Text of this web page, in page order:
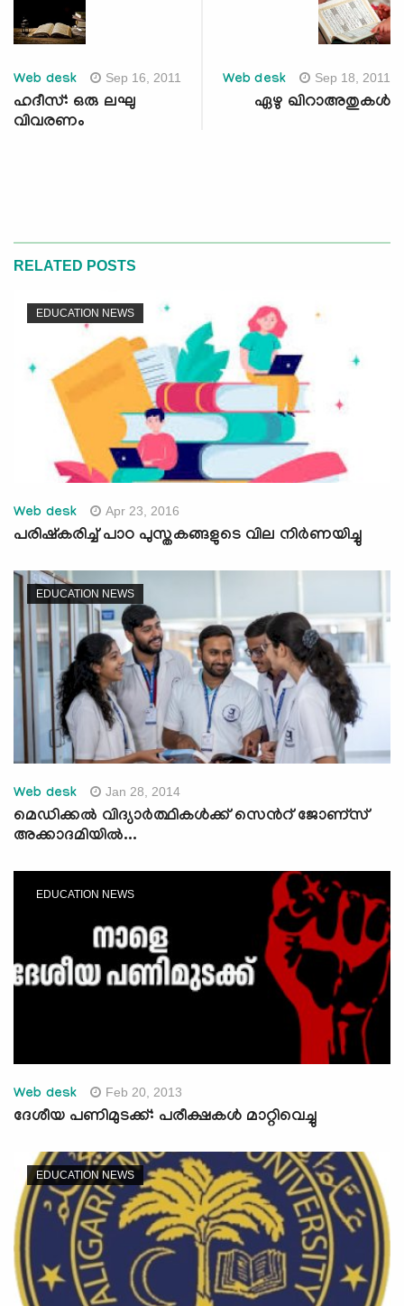
Web desk Sep 16, 2011
ഹദീസ്: ഒരു ലഘു
വിവരണം
Web desk Sep 18, 2011
ഏഴു ഖിറാഅതുകള്‍
RELATED POSTS
EDUCATION NEWS
Web desk Apr 23, 2016
പരിഷ്‌കരിച്ച് പാഠ പുസ്തകങ്ങളുടെ വില നിര്‍ണയിച്ചു
EDUCATION NEWS
Web desk Jan 28, 2014
മെഡിക്കല്‍ വിദ്യാര്‍ത്ഥികള്‍ക്ക് സെന്‍റ് ജോണ്സ്
അക്കാദമിയില്‍...
EDUCATION NEWS
Web desk Feb 20, 2013
ദേശീയ പണിമുടക്ക്: പരീക്ഷകള്‍ മാറ്റിവെച്ചു
EDUCATION NEWS